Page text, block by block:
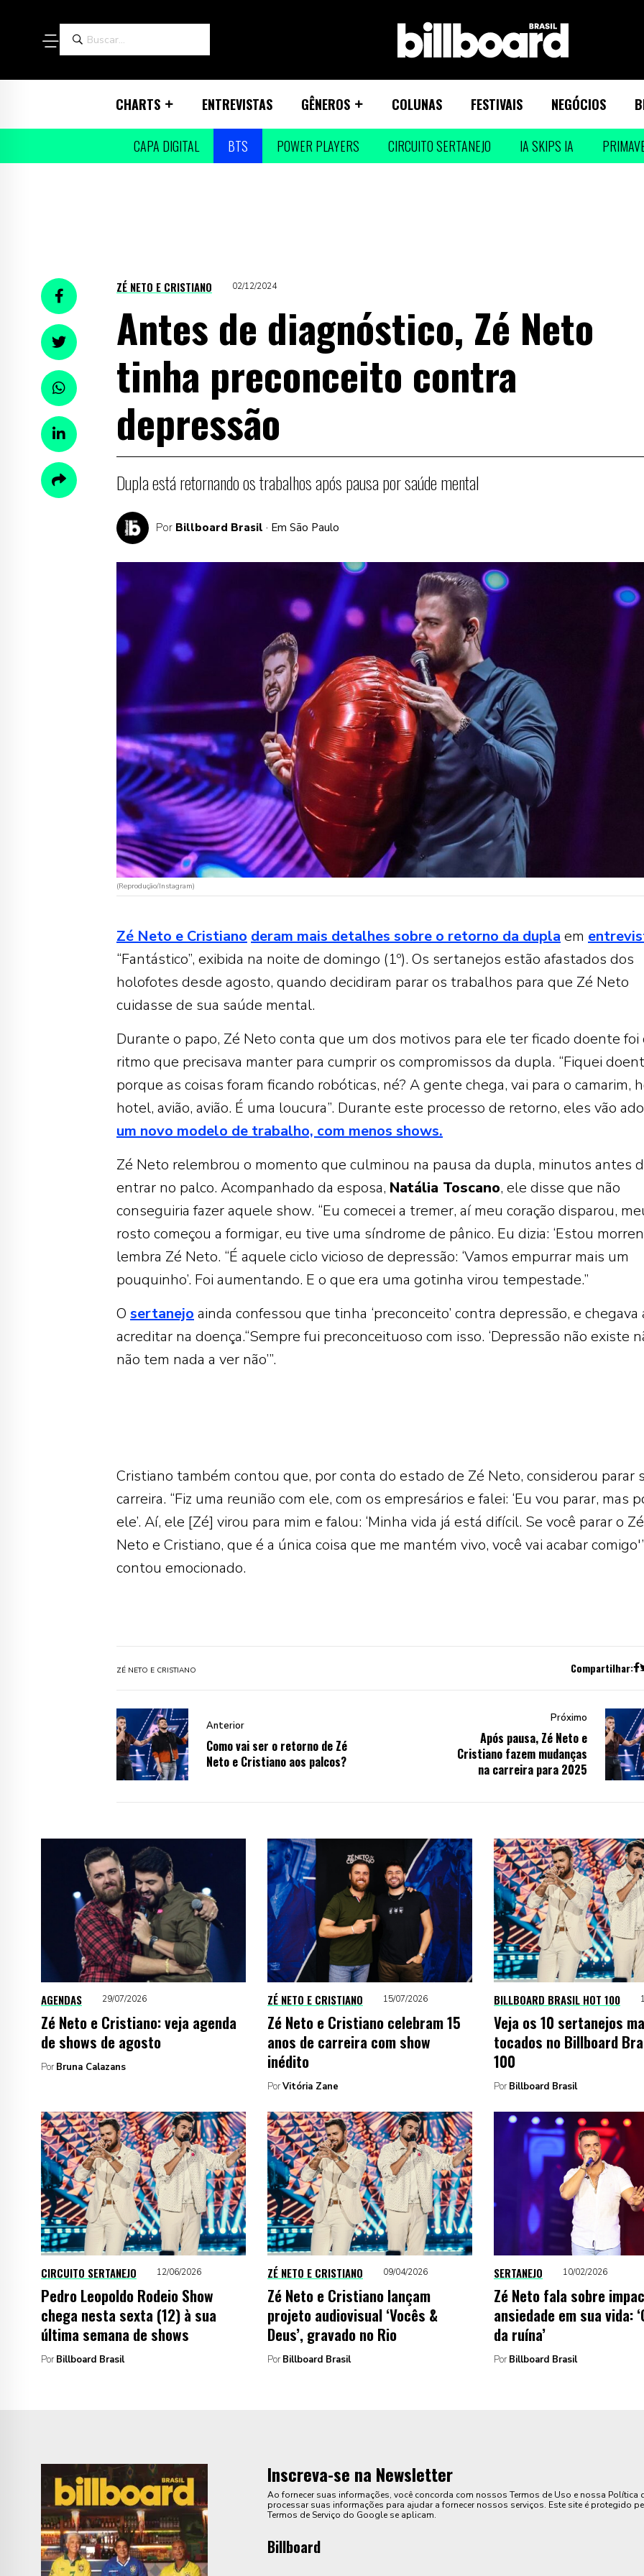
CHARTS ENTREVISTAS GÊNEROS COLUNAS FESTIVAIS NEGÓCIOS
CAPA DIGITAL BTS POWER PLAYERS CIRCUITO SERTANEJO IA SKIPS IA
ZÉ NETO E CRISTIANO 02/12/2024
Antes de diagnóstico, Zé Neto
tinha preconceito contra
depressão
Dupla está retornando os trabalhos após pausa por saúde mental
Por Billboard Brasil · Em São Paulo
(Reprodução/Instagram)
Zé Neto e Cristiano deram mais detalhes sobre o retorno da dupla em
“Fantástico”, exibida na noite de domingo (1º). Os sertanejos estão afastados dos
holofotes desde agosto, quando decidiram parar os trabalhos para que Zé Neto
cuidasse de sua saúde mental.
Durante o papo, Zé Neto conta que um dos motivos para ele ter ficado doente foi
ritmo que precisava manter para cumprir os compromissos da dupla. “Fiquei
porque as coisas foram ficando robóticas, né? A gente chega, vai para o camarim,
hotel, avião, avião. É uma loucura”. Durante este processo de retorno, eles vão
um novo modelo de trabalho, com menos shows.
Zé Neto relembrou o momento que culminou na pausa da dupla, minutos antes
entrar no palco. Acompanhado da esposa, Natália Toscano, ele disse que não
conseguiria fazer aquele show. “Eu comecei a tremer, aí meu coração disparou,
rosto começou a formigar, eu tive uma síndrome de pânico. Eu dizia: ‘Estou
lembra Zé Neto. “É aquele ciclo vicioso de depressão: ‘Vamos empurrar mais um
pouquinho’. Foi aumentando. E o que era uma gotinha virou tempestade.”
O sertanejo ainda confessou que tinha ‘preconceito’ contra depressão, e chegava
acreditar na doença.“Sempre fui preconceituoso com isso. ‘Depressão não existe
não tem nada a ver não’”.
Cristiano também contou que, por conta do estado de Zé Neto, considerou parar
carreira. “Fiz uma reunião com ele, com os empresários e falei: ‘Eu vou parar, mas
ele’. Aí, ele [Zé] virou para mim e falou: ‘Minha vida já está difícil. Se você parar o Zé
Neto e Cristiano, que é a única coisa que me mantém vivo, você vai acabar
contou emocionado.
ZÉ NETO E CRISTIANO Compartilhar:
Anterior
Como vai ser o retorno de Zé
Neto e Cristiano aos palcos?
Próximo
Após pausa, Zé Neto e
Cristiano fazem mudanças
na carreira para 2025
AGENDAS 29/07/2026
Zé Neto e Cristiano: veja agenda
de shows de agosto
Por Bruna Calazans
ZÉ NETO E CRISTIANO 15/07/2026
Zé Neto e Cristiano celebram 15
anos de carreira com show
inédito
PorVitória Zane
BILLBOARD BRASIL HOT 100
Veja os 10 sertanejos
tocados no Billboard
100
Por Billboard Brasil
CIRCUITO SERTANEJO 12/06/2026
Pedro Leopoldo Rodeio Show
chega nesta sexta (12) à sua
última semana de shows
Por Billboard Brasil
ZÉ NETO E CRISTIANO 09/04/2026
Zé Neto e Cristiano lançam
projeto audiovisual ‘Vocês &
Deus’, gravado no Rio
Por Billboard Brasil
SERTANEJO 10/02/2026
Zé Neto fala sobre
ansiedade em sua vida:
da ruína’
Por Billboard Brasil
Inscreva-se na Newsletter
Ao fornecer suas informações, você concorda com nossos Termos de Uso e nossa
processar suas informações para ajudar a fornecer nossos serviços. Este site é protegido
Termos de Serviço do Google se aplicam.
Billboard